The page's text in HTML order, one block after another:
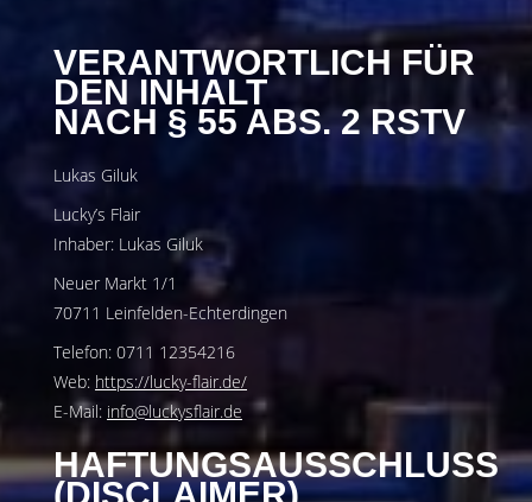
VERANTWORTLICH FÜR
DEN INHALT
NACH § 55 ABS. 2 RSTV
Lukas Giluk
Lucky’s Flair
Inhaber: Lukas Giluk
Neuer Markt 1/1
70711 Leinfelden-Echterdingen
Telefon: 0711 12354216
Web: https://lucky-flair.de/
E-Mail: info@luckysflair.de
HAFTUNGSAUSSCHLUSS